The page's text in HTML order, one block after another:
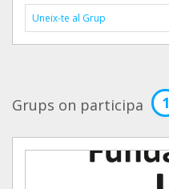
Uneix-te al Grup
Grups on participa 1